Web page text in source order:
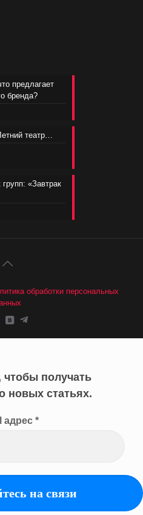
предлагает
бренда?
театр…
«Завтрак
обработки персональных
получать
новых статьях.
адрес *